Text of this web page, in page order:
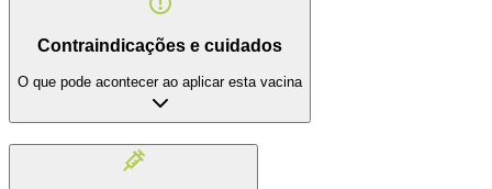
Contraindicações e cuidados
O que pode acontecer ao aplicar esta vacina